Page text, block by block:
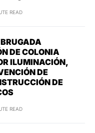
READ
DE COLONIA
ILUMINACIÓN,
DE
DE
READ